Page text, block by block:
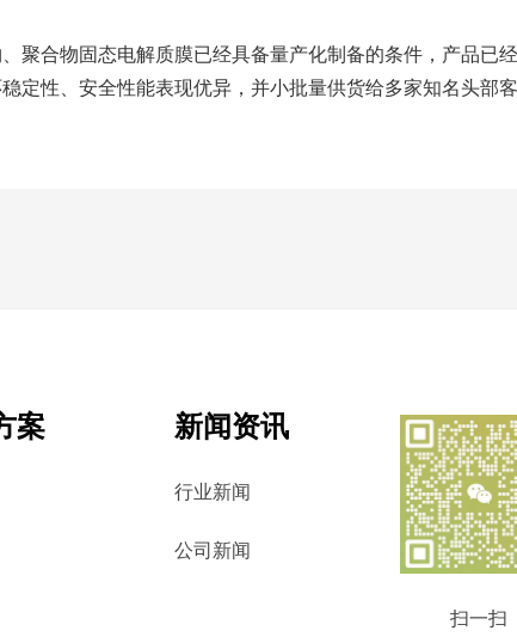
聚合物固态电解质膜已经具备量产化制备的条件，产品已
定性、安全性能表现优异，并小批量供货给多家知名头部客
案 新闻资讯
行业新闻
公司新闻
扫一扫